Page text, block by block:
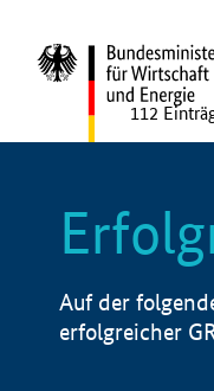
112
Auf der
erfolgreicher